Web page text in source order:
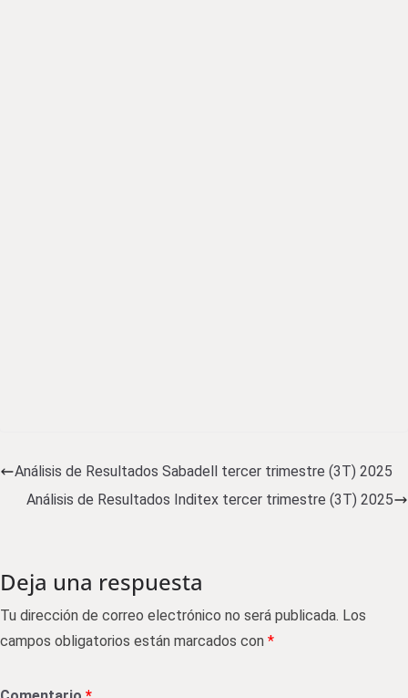
Análisis de Resultados Sabadell tercer trimestre (3T) 2025
Análisis de Resultados Inditex tercer trimestre (3T) 2025
Deja una respuesta
Tu dirección de correo electrónico no será publicada. Los
campos obligatorios están marcados con *